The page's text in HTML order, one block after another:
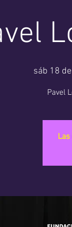
sáb 18
Pavel